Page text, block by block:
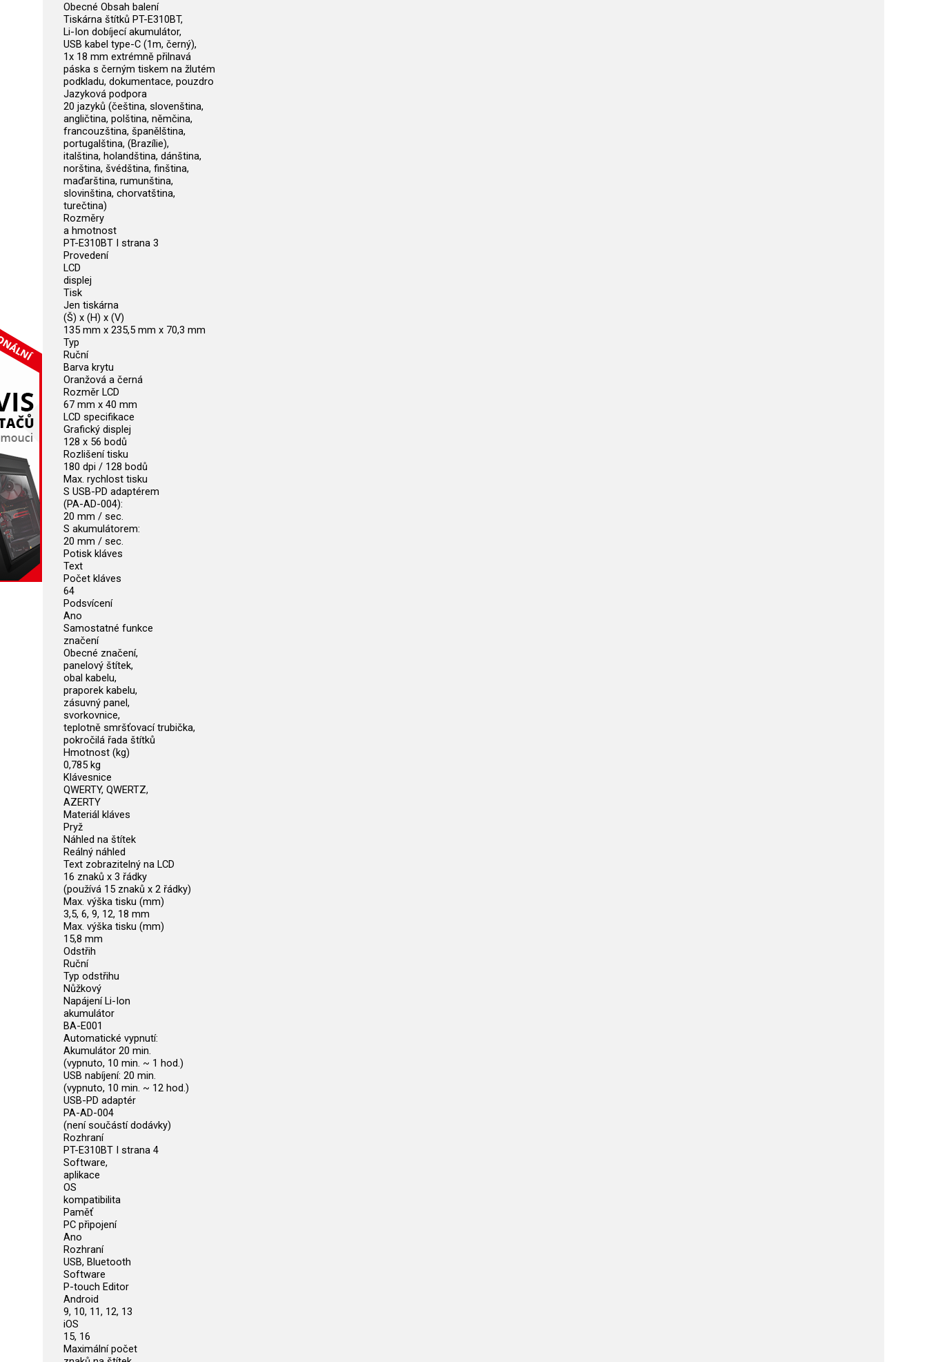
Obecné Obsah balení
Tiskárna štítků PT-E310BT,
Li-Ion dobíjecí akumulátor,
USB kabel type-C (1m, černý),
1x 18 mm extrémně přilnavá
páska s černým tiskem na žlutém
podkladu, dokumentace, pouzdro
Jazyková podpora
20 jazyků (čeština, slovenština,
angličtina, polština, němčina,
francouzština, španělština,
portugalština, (Brazílie),
italština, holandština, dánština,
norština, švédština, finština,
maďarština, rumunština,
slovinština, chorvatština,
turečtina)
Rozměry
a hmotnost
PT-E310BT I strana 3
Provedení
LCD
displej
Tisk
Jen tiskárna
(Š) x (H) x (V)
135 mm x 235,5 mm x 70,3 mm
Typ
Ruční
Barva krytu
Oranžová a černá
Rozměr LCD
67 mm x 40 mm
LCD specifikace
Grafický displej
128 x 56 bodů
Rozlišení tisku
180 dpi / 128 bodů
Max. rychlost tisku
S USB-PD adaptérem
(PA-AD-004):
20 mm / sec.
S akumulátorem:
20 mm / sec.
Potisk kláves
Text
Počet kláves
64
Podsvícení
Ano
Samostatné funkce
značení
Obecné značení,
panelový štítek,
obal kabelu,
praporek kabelu,
zásuvný panel,
svorkovnice,
teplotně smršťovací trubička,
pokročilá řada štítků
Hmotnost (kg)
0,785 kg
Klávesnice
QWERTY, QWERTZ,
AZERTY
Materiál kláves
Pryž
Náhled na štítek
Reálný náhled
Text zobrazitelný na LCD
16 znaků x 3 řádky
(používá 15 znaků x 2 řádky)
Max. výška tisku (mm)
3,5, 6, 9, 12, 18 mm
Max. výška tisku (mm)
15,8 mm
Odstřih
Ruční
Typ odstřihu
Nůžkový
Napájení Li-Ion
akumulátor
BA-E001
Automatické vypnutí:
Akumulátor 20 min.
(vypnuto, 10 min. ~ 1 hod.)
USB nabíjení: 20 min.
(vypnuto, 10 min. ~ 12 hod.)
USB-PD adaptér
PA-AD-004
(není součástí dodávky)
Rozhraní
PT-E310BT I strana 4
Software,
aplikace
OS
kompatibilita
Paměť
PC připojení
Ano
Rozhraní
USB, Bluetooth
Software
P-touch Editor
Android
9, 10, 11, 12, 13
iOS
15, 16
Maximální počet